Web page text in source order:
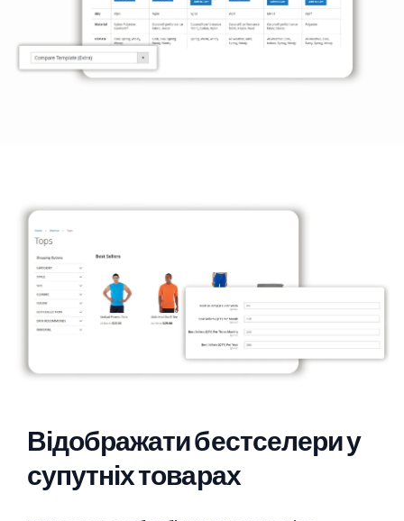
Відображати бестселери у
супутніх товарах